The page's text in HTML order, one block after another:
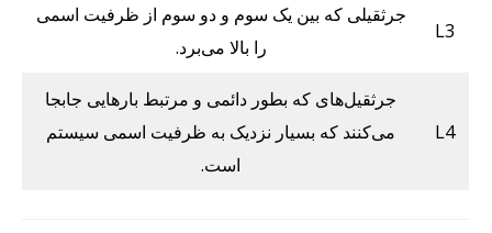
L3
جرثقیلی که بین یک سوم و دو سوم از ظرفیت اسمی
را بالا می‌برد.
L4
جرثقیل‌های که بطور دائمی و مرتبط بارهایی جابجا
می‌کنند که بسیار نزدیک به ظرفیت اسمی سیستم
است.